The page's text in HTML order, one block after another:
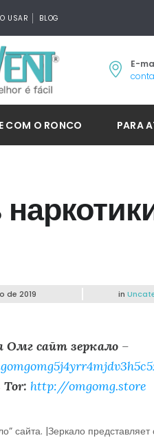
USAR BLOG
E-
COM O RONCO PARA
de 2019 in
Омг сайт зеркало –
Tor: http://omgomg.store
сайта. |Зеркало